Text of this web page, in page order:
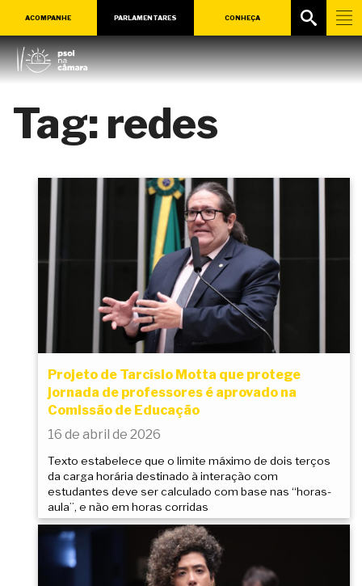
ACOMPANHE PARLAMENTARES CONHEÇA
Tag: redes
Projeto de Tarcísio Motta que protege
jornada de professores é aprovado na
Comissão de Educação
16 de abril de 2026
Texto estabelece que o limite máximo de dois terços
da carga horária destinado à interação com
estudantes deve ser calculado com base nas “horas-
aula”, e não em horas corridas